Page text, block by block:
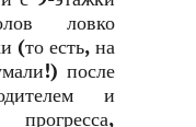
ловко
(то есть, на
после
и